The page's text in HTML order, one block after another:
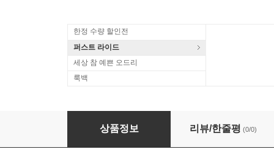
한정 수량 할인전
퍼스트 라이드
세상 참 예쁜 오드리
룩백
Jonas Kaufmann 베르디 : 돈 카를로 - 요나스
상품정보 리뷰/한줄평 (0/0)